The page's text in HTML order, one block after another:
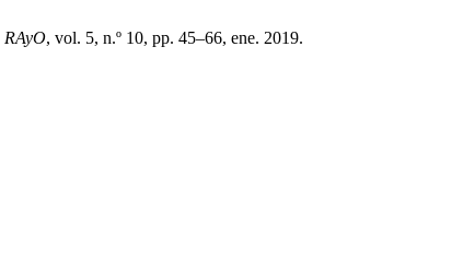
RAyO, vol. 5, n.º 10, pp. 45–66, ene. 2019.